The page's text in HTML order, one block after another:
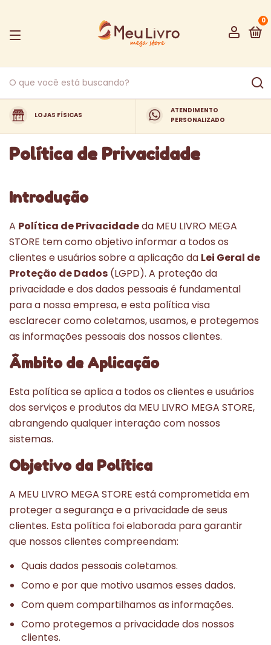
0
LOJAS FÍSICAS
ATENDIMENTO
PERSONALIZADO
Política de Privacidade
Introdução
A Política de Privacidadeda MEU LIVRO MEGA
STORE tem como objetivo informar a todos os
clientes e usuários sobre a aplicação da Lei Geral de
Proteção de Dados (LGPD). A proteção da
privacidade e dos dados pessoais é fundamental
para a nossa empresa, e esta política visa
esclarecer como coletamos, usamos, e protegemos
as informações pessoais dos nossos clientes.
Âmbito de Aplicação
Esta política se aplica a todos os clientes e usuários
dos serviços e produtos da MEU LIVRO MEGA STORE,
abrangendo qualquer interação com nossos
sistemas.
Objetivo da Política
A MEU LIVRO MEGA STORE está comprometida em
proteger a segurança e a privacidade de seus
clientes. Esta política foi elaborada para garantir
que nossos clientes compreendam:
Quais dados pessoais coletamos.
Como e por que motivo usamos esses dados.
Com quem compartilhamos as informações.
Como protegemos a privacidade dos nossos
clientes.